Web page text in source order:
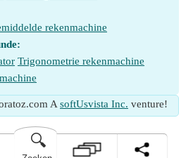
rekenmachine
Trigonometrie rekenmachine
A softUsvista Inc. venture!
🔍